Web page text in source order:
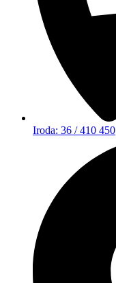
Iroda: 36 / 410 450